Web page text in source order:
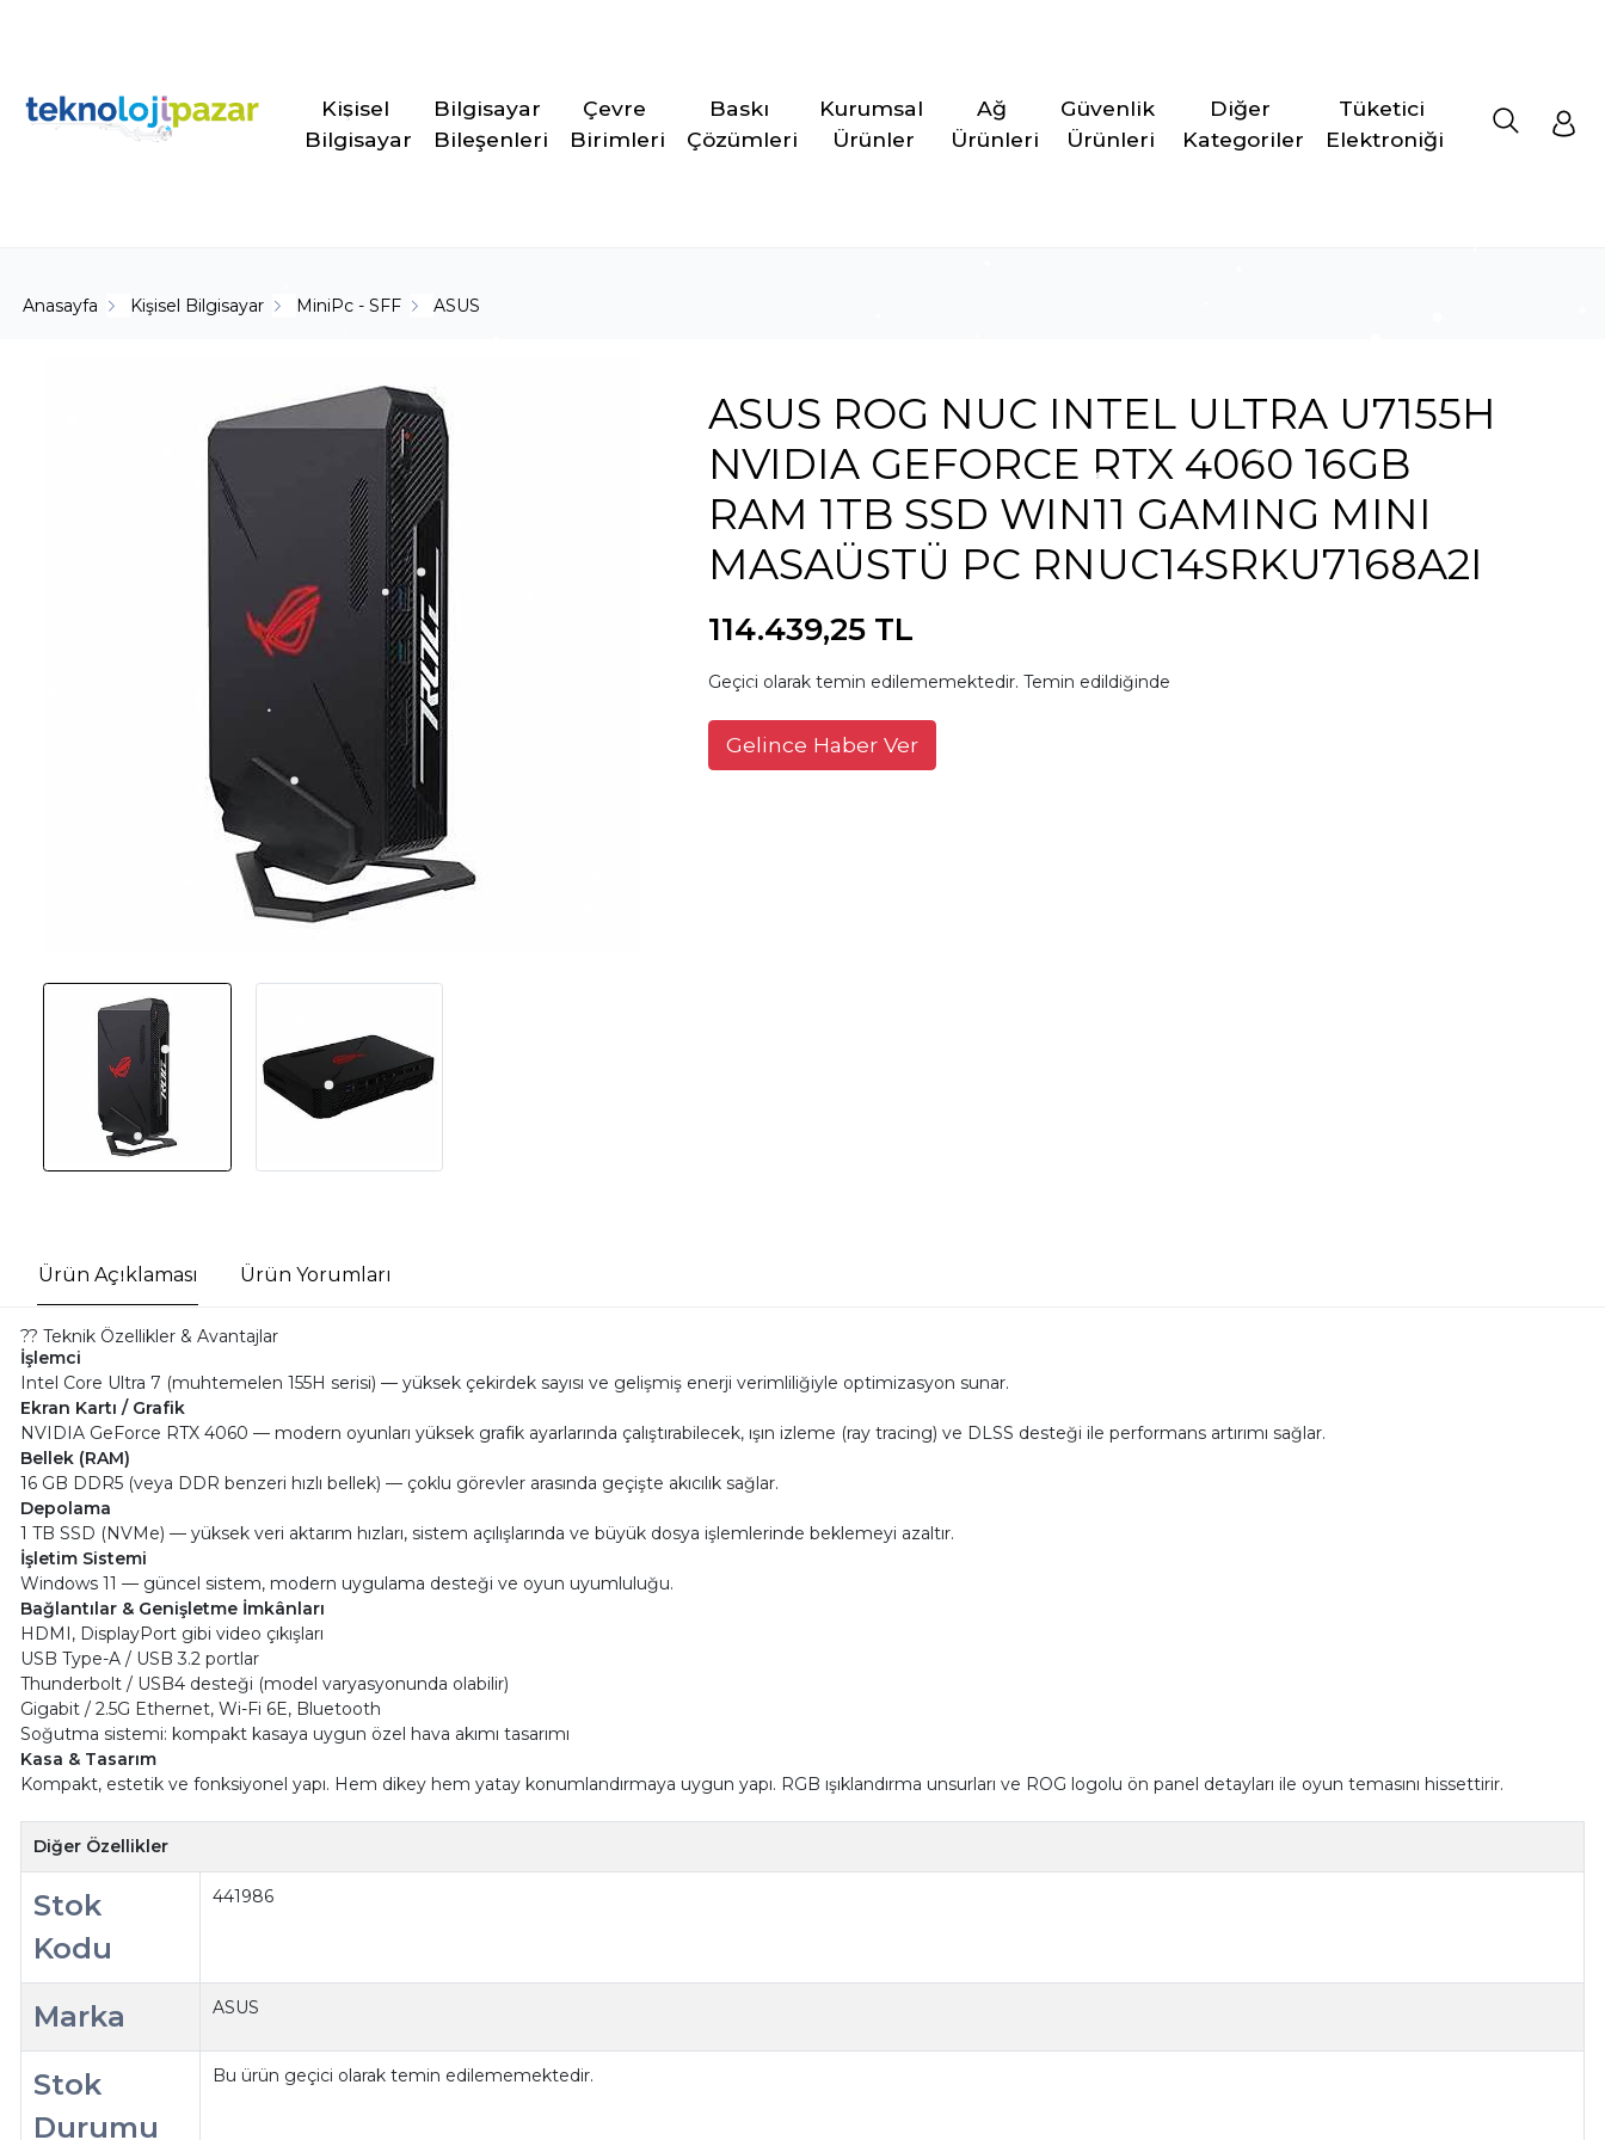
Kişisel
Bilgisayar
Bilgisayar
Bileşenleri
Çevre
Birimleri
Baskı
Çözümleri
Kurumsal
Ürünler
Ağ
Ürünleri
Güvenlik
Ürünleri
Diğer
Kategoriler
Tüketici
Elektroniği
Anasayfa Kişisel Bilgisayar MiniPc - SFF ASUS
ASUS ROG NUC INTEL ULTRA U7155H
NVIDIA GEFORCE RTX 4060 16GB
RAM 1TB SSD WIN11 GAMING MINI
MASAÜSTÜ PC RNUC14SRKU7168A2I
114.439,25 TL
Geçici olarak temin edilememektedir. Temin edildiğinde
Gelince Haber Ver
Ürün Açıklaması Ürün Yorumları
?? Teknik Özellikler & Avantajlar
İşlemci
Intel Core Ultra 7 (muhtemelen 155H serisi) — yüksek çekirdek sayısı ve gelişmiş enerji verimliliğiyle optimizasyon sunar.
Ekran Kartı / Grafik
NVIDIA GeForce RTX 4060 — modern oyunları yüksek grafik ayarlarında çalıştırabilecek, ışın izleme (ray tracing) ve DLSS desteği ile performans artırımı sağlar.
Bellek (RAM)
16 GB DDR5 (veya DDR benzeri hızlı bellek) — çoklu görevler arasında geçişte akıcılık sağlar.
Depolama
1 TB SSD (NVMe) — yüksek veri aktarım hızları, sistem açılışlarında ve büyük dosya işlemlerinde beklemeyi azaltır.
İşletim Sistemi
Windows 11 — güncel sistem, modern uygulama desteği ve oyun uyumluluğu.
Bağlantılar & Genişletme İmkânları
HDMI, DisplayPort gibi video çıkışları
USB Type-A / USB 3.2 portlar
Thunderbolt / USB4 desteği (model varyasyonunda olabilir)
Gigabit / 2.5G Ethernet, Wi-Fi 6E, Bluetooth
Soğutma sistemi: kompakt kasaya uygun özel hava akımı tasarımı
Kasa & Tasarım
Kompakt, estetik ve fonksiyonel yapı. Hem dikey hem yatay konumlandırmaya uygun yapı. RGB ışıklandırma unsurları ve ROG logolu ön panel detayları ile oyun temasını hissettirir.
Diğer Özellikler
Stok
Kodu
441986
Marka ASUS
Stok
Durumu
Bu ürün geçici olarak temin edilememektedir.